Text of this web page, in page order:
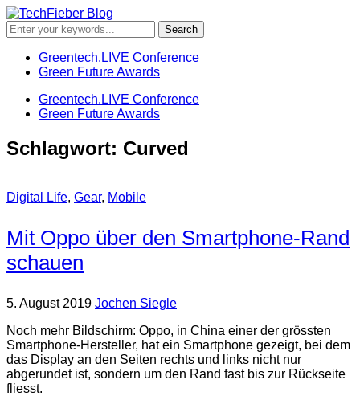
Greentech.LIVE Conference
Green Future Awards
Greentech.LIVE Conference
Green Future Awards
Schlagwort: Curved
Digital Life, Gear, Mobile
Mit Oppo über den Smartphone-Rand
schauen
5. August 2019 Jochen Siegle
Noch mehr Bildschirm: Oppo, in China einer der grössten
Smartphone-Hersteller, hat ein Smartphone gezeigt, bei dem
das Display an den Seiten rechts und links nicht nur
abgerundet ist, sondern um den Rand fast bis zur Rückseite
fliesst.